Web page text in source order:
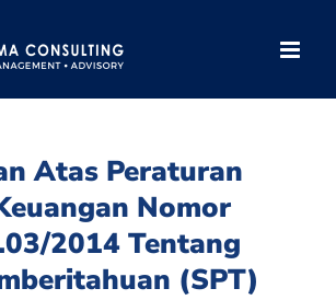
Atas Peraturan
Nomor
2014 Tentang
(SPT)